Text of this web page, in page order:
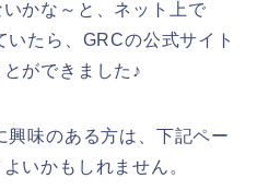
かな～と、ネット上で
たら、GRCの公式サイト
ができました♪
味のある方は、下記ペー
いかもしれません。